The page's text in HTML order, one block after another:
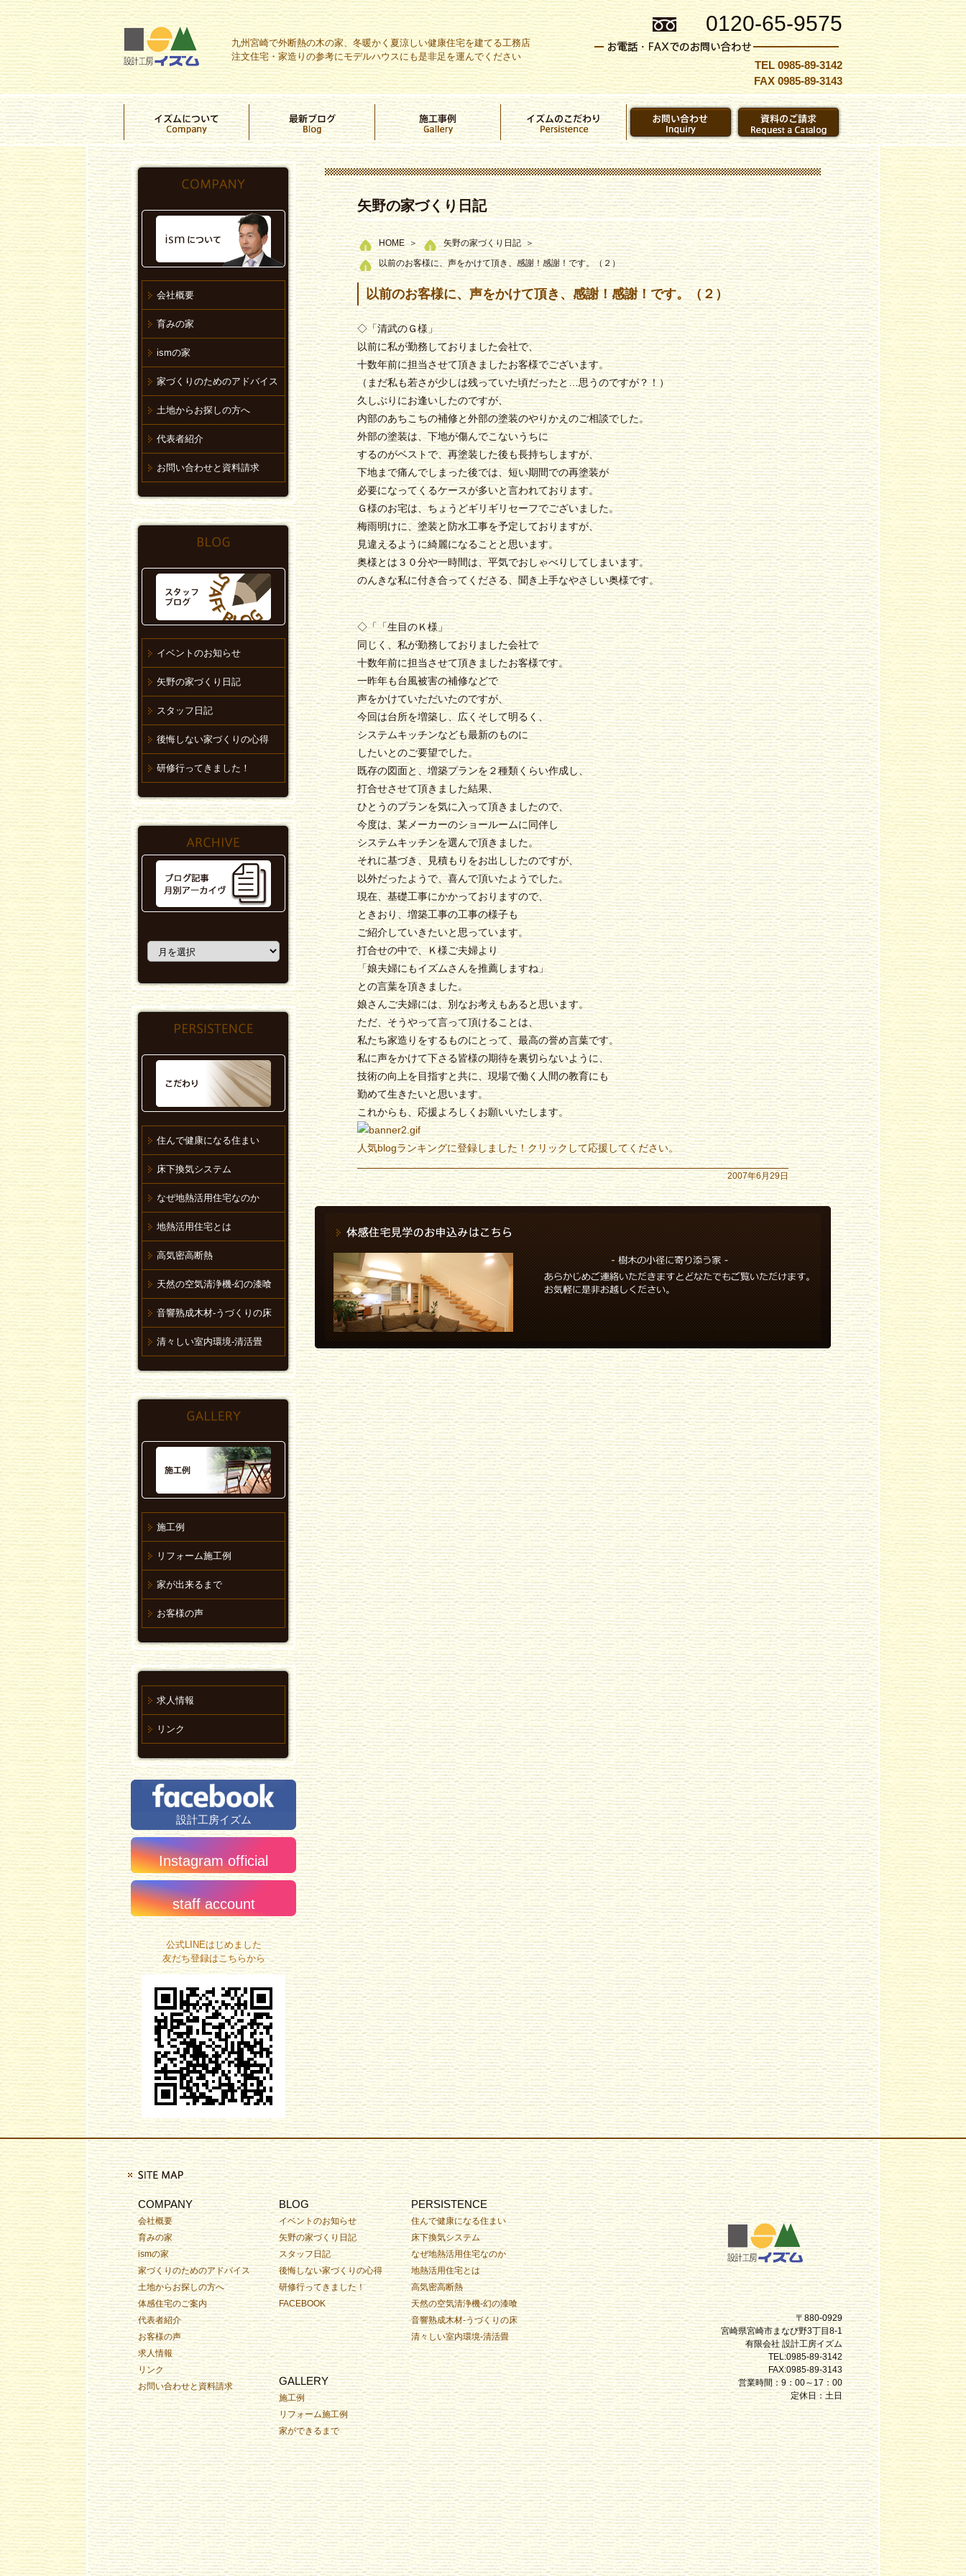
九州宮崎で外断熱の木の家、冬暖かく夏涼しい健康住宅を建てる工務店
注文住宅・家造りの参考にモデルハウスにも是非足を運んでください
0120-65-9575
TEL 0985-89-3142
FAX 0985-89-3143
矢野の家づくり日記
HOME
矢野の家づくり日記
以前のお客様に、声をかけて頂き、感謝！感謝！です。（２）
以前のお客様に、声をかけて頂き、感謝！感謝！です。（２）
◇「清武のＧ様」
以前に私が勤務しておりました会社で、
十数年前に担当させて頂きましたお客様でございます。
（まだ私も若さが少しは残っていた頃だったと…思うのですが？！）
久しぶりにお逢いしたのですが、
内部のあちこちの補修と外部の塗装のやりかえのご相談でした。
外部の塗装は、下地が傷んでこないうちに
するのがベストで、再塗装した後も長持ちしますが、
下地まで痛んでしまった後では、短い期間での再塗装が
必要になってくるケースが多いと言われております。
Ｇ様のお宅は、ちょうどギリギリセーフでございました。
梅雨明けに、塗装と防水工事を予定しておりますが、
見違えるように綺麗になることと思います。
奥様とは３０分や一時間は、平気でおしゃべりしてしまいます。
のんきな私に付き合ってくださる、聞き上手なやさしい奥様です。
◇「「生目のＫ様」
同じく、私が勤務しておりました会社で
十数年前に担当させて頂きましたお客様です。
一昨年も台風被害の補修などで
声をかけていただいたのですが、
今回は台所を増築し、広くそして明るく、
システムキッチンなども最新のものに
したいとのご要望でした。
既存の図面と、増築プランを２種類くらい作成し、
打合せさせて頂きました結果、
ひとうのプランを気に入って頂きましたので、
今度は、某メーカーのショールームに同伴し
システムキッチンを選んで頂きました。
それに基づき、見積もりをお出ししたのですが、
以外だったようで、喜んで頂いたようでした。
現在、基礎工事にかかっておりますので、
ときおり、増築工事の工事の様子も
ご紹介していきたいと思っています。
打合せの中で、Ｋ様ご夫婦より
「娘夫婦にもイズムさんを推薦しますね」
との言葉を頂きました。
娘さんご夫婦には、別なお考えもあると思います。
ただ、そうやって言って頂けることは、
私たち家造りをするものにとって、最高の誉め言葉です。
私に声をかけて下さる皆様の期待を裏切らないように、
技術の向上を目指すと共に、現場で働く人間の教育にも
勤めて生きたいと思います。
これからも、応援よろしくお願いいたします。
人気blogランキングに登録しました！クリックして応援してください。
2007年6月29日
会社概要
育みの家
ismの家
家づくりのためのアドバイス
土地からお探しの方へ
代表者紹介
お問い合わせと資料請求
イベントのお知らせ
矢野の家づくり日記
スタッフ日記
後悔しない家づくりの心得
研修行ってきました！
住んで健康になる住まい
床下換気システム
なぜ地熱活用住宅なのか
地熱活用住宅とは
高気密高断熱
天然の空気清浄機-幻の漆喰
音響熟成木材-うづくりの床
清々しい室内環境-清活畳
施工例
リフォーム施工例
家が出来るまで
お客様の声
求人情報
リンク
設計工房イズム
Instagram official
staff account
公式LINEはじめました
友だち登録はこちらから
〒880-0929
宮崎県宮崎市まなび野3丁目8-1
有限会社 設計工房イズム
TEL:0985-89-3142
FAX:0985-89-3143
営業時間：9：00～17：00
定休日：土日
COMPANY
会社概要
育みの家
ismの家
家づくりのためのアドバイス
土地からお探しの方へ
体感住宅のご案内
代表者紹介
お客様の声
求人情報
リンク
お問い合わせと資料請求
BLOG
イベントのお知らせ
矢野の家づくり日記
スタッフ日記
後悔しない家づくりの心得
研修行ってきました！
FACEBOOK
PERSISTENCE
住んで健康になる住まい
床下換気システム
なぜ地熱活用住宅なのか
地熱活用住宅とは
高気密高断熱
天然の空気清浄機-幻の漆喰
音響熟成木材-うづくりの床
清々しい室内環境-清活畳
GALLERY
施工例
リフォーム施工例
家ができるまで